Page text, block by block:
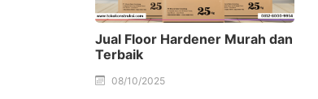
Jual Floor Hardener Murah dan
Terbaik
08/10/2025